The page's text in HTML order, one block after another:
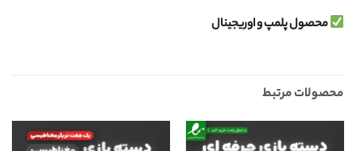
محصول پلمپ و اوریجینال
محصولات مرتبط